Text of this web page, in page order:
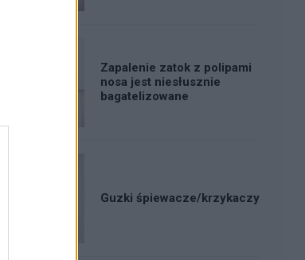
Zapalenie zatok z polipami
nosa jest niesłusznie
bagatelizowane
Guzki śpiewacze/krzykaczy